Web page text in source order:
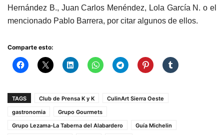
Hernández B., Juan Carlos Menéndez, Lola García N. o el
mencionado Pablo Barrera, por citar algunos de ellos.
Comparte esto:
TAGS Club de Prensa K y K
CulinArt Sierra Oeste
gastronomia
Grupo Gourmets
Grupo Lezama-La Taberna del Alabardero
Guía Michelin